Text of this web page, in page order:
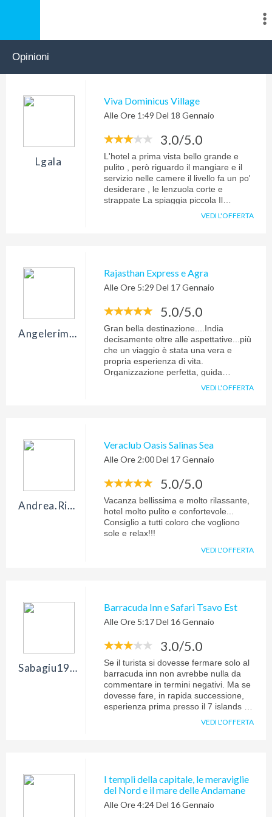
Opinioni
Lgala
Viva Dominicus Village
Alle Ore 1:49 Del 18 Gennaio
3.0/5.0
L'hotel a prima vista bello grande e
pulito , però riguardo il mangiare e il
servizio nelle camere il livello fa un po'
desiderare , le lenzuola corte e
strappate La spiaggia piccola Il
VEDI L'OFFERTA
Angelerimaurizio
Rajasthan Express e Agra
Alle Ore 5:29 Del 17 Gennaio
5.0/5.0
Gran bella destinazione....India
decisamente oltre alle aspettative...più
che un viaggio è stata una vera e
propria esperienza di vita.
Organizzazione perfetta, guida
VEDI L'OFFERTA
Andrea.rigo72
Veraclub Oasis Salinas Sea
Alle Ore 2:00 Del 17 Gennaio
5.0/5.0
Vacanza bellissima e molto rilassante,
hotel molto pulito e confortevole...
Consiglio a tutti coloro che vogliono
sole e relax!!!
VEDI L'OFFERTA
Sabagiu1946
Barracuda Inn e Safari Tsavo Est
Alle Ore 5:17 Del 16 Gennaio
3.0/5.0
Se il turista si dovesse fermare solo al
barracuda inn non avrebbe nulla da
commentare in termini negativi. Ma se
dovesse fare, in rapida successione,
esperienza prima presso il 7 islands (4
diversi. In sintesi, presso il 7 islands
risultavano gratuiti il frigorifero e la
cassaforte in camera nonchè il
VEDI L'OFFERTA
I templi della capitale, le meraviglie
del Nord e il mare delle Andamane
Alle Ore 4:24 Del 16 Gennaio